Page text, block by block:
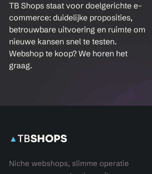
TB Shops staat voor doelgerichte e-
commerce: duidelijke proposities,
betrouwbare uitvoering en ruimte om
nieuwe kansen snel te testen.
Webshop te koop? We horen het
graag.
▲TBSHOPS
Niche webshops, slimme operatie